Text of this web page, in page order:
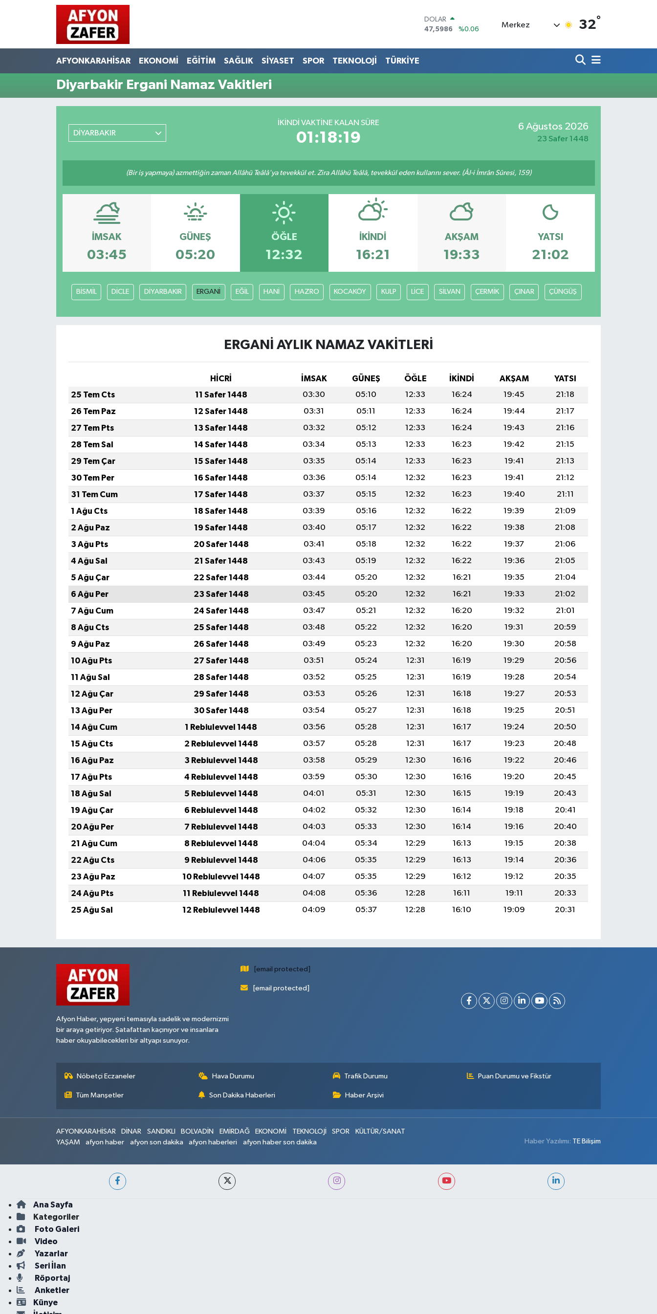
DOLAR
47,5986
%0.06
55,0700
%0.1
BİST100
13.768
%48
Merkez 32°
AFYONKARAHİSAR EKONOMİ EĞİTİM SAĞLIK SİYASET SPOR TEKNOLOJİ TÜRKİYE
Diyarbakir Ergani Namaz Vakitleri
DİYARBAKIR
İKINDI VAKTINE KALAN SÜRE
01:18:19
6 Ağustos 2026
23 Safer 1448
(Bir iş yapmaya) azmettiğin zaman Allâhü Teâlâ'ya tevekkül et. Zira Allâhü Teâlâ, tevekkül eden kullarını sever. (Âl-i İmrân Sûresi, 159)
İMSAK
03:45
GÜNEŞ
05:20
ÖĞLE
12:32
İKINDI
16:21
AKŞAM
19:33
YATSI
21:02
BİSMİL DİCLE DİYARBAKIR ERGANİ EĞİL HANİ HAZRO KOCAKÖY KULP LİCE SİLVAN ÇERMİK ÇINAR ÇÜNGÜŞ
ERGANİ AYLIK NAMAZ VAKITLERI
HİCRİ İMSAK GÜNEŞ ÖĞLE İKINDI AKŞAM
YATSI
25 Tem Cts
11 Safer 1448 03:30 05:10 12:33 16:24 19:45
21:18
26 Tem Paz
12 Safer 1448 03:31 05:11 12:33 16:24 19:44
21:17
27 Tem Pts
13 Safer 1448 03:32 05:12 12:33 16:24 19:43
21:16
28 Tem Sal
14 Safer 1448 03:34 05:13 12:33 16:23 19:42
21:15
29 Tem Çar
15 Safer 1448 03:35 05:14 12:33 16:23 19:41
21:13
30 Tem Per
16 Safer 1448 03:36 05:14 12:32 16:23 19:41
21:12
31 Tem Cum
17 Safer 1448 03:37 05:15 12:32 16:23 19:40
21:11
1 Ağu Cts
18 Safer 1448 03:39 05:16 12:32 16:22 19:39
21:09
2 Ağu Paz
19 Safer 1448 03:40 05:17 12:32 16:22 19:38
21:08
3 Ağu Pts
20 Safer 1448 03:41 05:18 12:32 16:22 19:37
21:06
4 Ağu Sal
21 Safer 1448 03:43 05:19 12:32 16:22 19:36
21:05
5 Ağu Çar
22 Safer 1448 03:44 05:20 12:32 16:21 19:35
21:04
6 Ağu Per
23 Safer 1448 03:45 05:20 12:32 16:21 19:33
21:02
7 Ağu Cum
24 Safer 1448 03:47 05:21 12:32 16:20 19:32
21:01
8 Ağu Cts
25 Safer 1448 03:48 05:22 12:32 16:20 19:31
20:59
9 Ağu Paz
26 Safer 1448 03:49 05:23 12:32 16:20 19:30
20:58
10 Ağu Pts
27 Safer 1448 03:51 05:24 12:31 16:19 19:29
20:56
11 Ağu Sal
28 Safer 1448 03:52 05:25 12:31 16:19 19:28
20:54
12 Ağu Çar
29 Safer 1448 03:53 05:26 12:31 16:18 19:27
20:53
13 Ağu Per
30 Safer 1448 03:54 05:27 12:31 16:18 19:25
20:51
14 Ağu Cum
1 Rebiulevvel 1448 03:56 05:28 12:31 16:17 19:24
20:50
15 Ağu Cts
2 Rebiulevvel 1448 03:57 05:28 12:31 16:17 19:23
20:48
16 Ağu Paz
3 Rebiulevvel 1448 03:58 05:29 12:30 16:16 19:22
20:46
17 Ağu Pts
4 Rebiulevvel 1448 03:59 05:30 12:30 16:16 19:20
20:45
18 Ağu Sal
5 Rebiulevvel 1448 04:01 05:31 12:30 16:15 19:19
20:43
19 Ağu Çar
6 Rebiulevvel 1448 04:02 05:32 12:30 16:14 19:18
20:41
20 Ağu Per
7 Rebiulevvel 1448 04:03 05:33 12:30 16:14 19:16
20:40
21 Ağu Cum
8 Rebiulevvel 1448 04:04 05:34 12:29 16:13 19:15
20:38
22 Ağu Cts
9 Rebiulevvel 1448 04:06 05:35 12:29 16:13 19:14
20:36
23 Ağu Paz
10 Rebiulevvel 1448 04:07 05:35 12:29 16:12 19:12
20:35
24 Ağu Pts
11 Rebiulevvel 1448 04:08 05:36 12:28 16:11 19:11
20:33
25 Ağu Sal
12 Rebiulevvel 1448 04:09 05:37 12:28 16:10 19:09 20:31
Afyon Haber, yepyeni temasıyla sadelik ve modernizmi
bir araya getiriyor. Şatafattan kaçınıyor ve insanlara
haber okuyabilecekleri bir altyapı sunuyor.
[email protected]
[email protected]
Nöbetçi Eczaneler Hava Durumu Trafik Durumu Puan Durumu ve Fikstür
Tüm Manşetler Son Dakika Haberleri Haber Arşivi
AFYONKARAHİSAR DİNAR SANDIKLI BOLVADİN EMİRDAĞ EKONOMİ TEKNOLOJİ SPOR
KÜLTÜR/SANAT
YAŞAM
afyon haber afyon son dakika afyon haberleri afyon haber son dakika Haber Yazılımı: TE Bilişim
Ana Sayfa
Kategoriler
Foto Galeri
Video
Yazarlar
Seri İlan
Röportaj
Anketler
Künye